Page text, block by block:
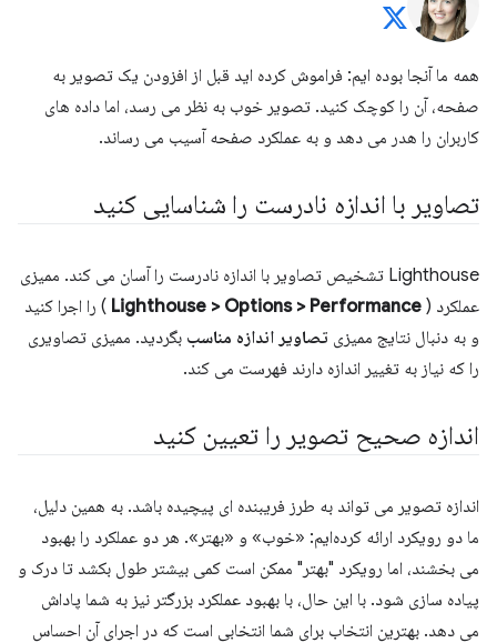
همه ما آنجا بوده ایم: فراموش کرده اید قبل از افزودن یک تصویر به
صفحه، آن را کوچک کنید. تصویر خوب به نظر می رسد، اما داده های
کاربران را هدر می دهد و به عملکرد صفحه آسیب می رساند.
تصاویر با اندازه نادرست را شناسایی کنید
Lighthouse تشخیص تصاویر با اندازه نادرست را آسان می کند. ممیزی
عملکرد ( Lighthouse > Options > Performance ) را اجرا کنید
و به دنبال نتایج ممیزی تصاویر اندازه مناسب بگردید. ممیزی تصاویری
را که نیاز به تغییر اندازه دارند فهرست می کند.
اندازه صحیح تصویر را تعیین کنید
اندازه تصویر می تواند به طرز فریبنده ای پیچیده باشد. به همین دلیل،
ما دو رویکرد ارائه کرده‌ایم: «خوب» و «بهتر». هر دو عملکرد را بهبود
می بخشند، اما رویکرد "بهتر" ممکن است کمی بیشتر طول بکشد تا درک و
پیاده سازی شود. با این حال، با بهبود عملکرد بزرگتر نیز به شما پاداش
می دهد. بهترین انتخاب برای شما انتخابی است که در اجرای آن احساس